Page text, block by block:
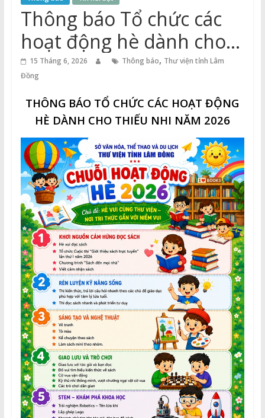
Thuận
Cổng
Vào
Tri
Thức
Thông báo Tổ chức các
hoạt động hè dành cho
thiếu nhi năm 2026
15 Tháng 6, 2026 Thông báo, Thư viện tỉnh Lâm
Đồng
THÔNG BÁO TỔ CHỨC CÁC HOẠT ĐỘNG
HÈ DÀNH CHO THIẾU NHI NĂM 2026